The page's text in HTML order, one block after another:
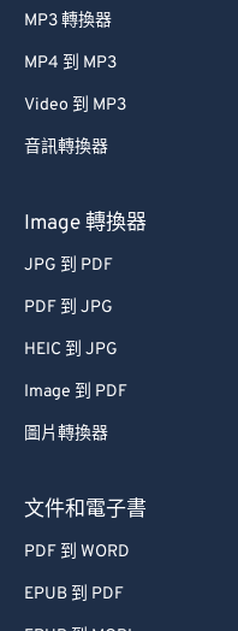
MP3 轉換器
MP4 到 MP3
Video 到 MP3
音訊轉換器
Image 轉換器
JPG 到 PDF
PDF 到 JPG
HEIC 到 JPG
Image 到 PDF
圖片轉換器
文件和電子書
PDF 到 WORD
EPUB 到 PDF